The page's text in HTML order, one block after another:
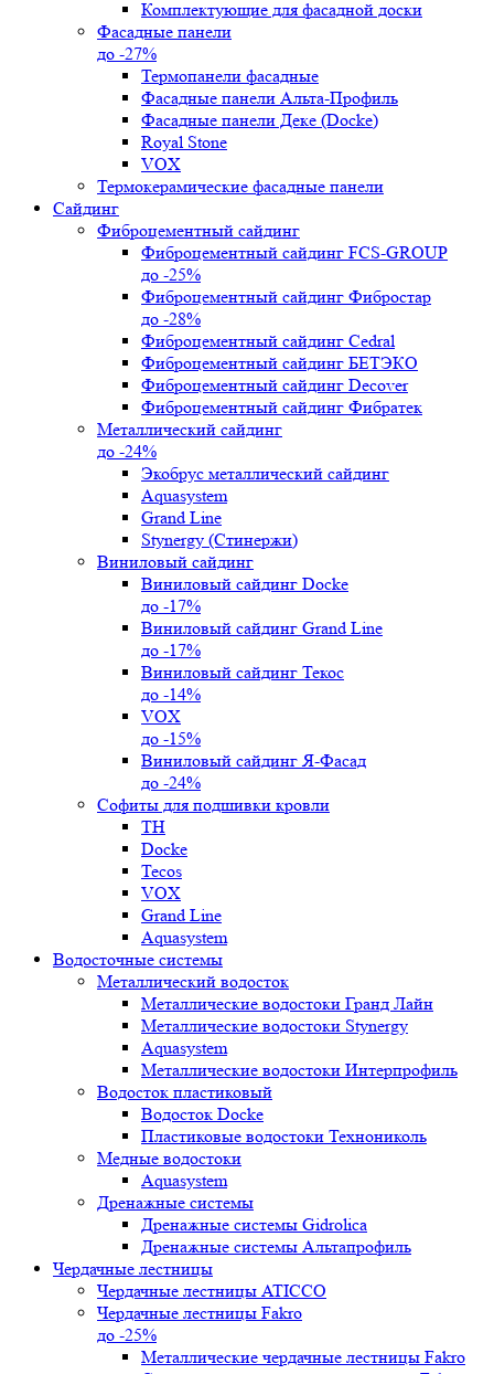
Комплектующие для фасадной доски
Фасадные панели
до -27%
Термопанели фасадные
Фасадные панели Альта-Профиль
Фасадные панели Деке (Docke)
Royal Stone
VOX
Термокерамические фасадные панели
Сайдинг
Фиброцементный сайдинг
Фиброцементный сайдинг FCS-GROUP
до -25%
Фиброцементный сайдинг Фибростар
до -28%
Фиброцементный сайдинг Cedral
Фиброцементный сайдинг БЕТЭКО
Фиброцементный сайдинг Decover
Фиброцементный сайдинг Фибратек
Металлический сайдинг
до -24%
Экобрус металлический сайдинг
Aquasystem
Grand Line
Stynergy (Стинержи)
Виниловый сайдинг
Виниловый сайдинг Docke
до -17%
Виниловый сайдинг Grand Line
до -17%
Виниловый сайдинг Текос
до -14%
VOX
до -15%
Виниловый сайдинг Я-Фасад
до -24%
Софиты для подшивки кровли
ТН
Docke
Tecos
VOX
Grand Line
Aquasystem
Водосточные системы
Металлический водосток
Металлические водостоки Гранд Лайн
Металлические водостоки Stynergy
Aquasystem
Металлические водостоки Интерпрофиль
Водосток пластиковый
Водосток Docke
Пластиковые водостоки Технониколь
Медные водостоки
Aquasystem
Дренажные системы
Дренажные системы Gidrolica
Дренажные системы Альтапрофиль
Чердачные лестницы
Чердачные лестницы ATICCO
Чердачные лестницы Fakro
до -25%
Металлические чердачные лестницы Fakro